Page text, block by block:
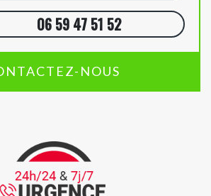
06 59 47 51 52
NOUS